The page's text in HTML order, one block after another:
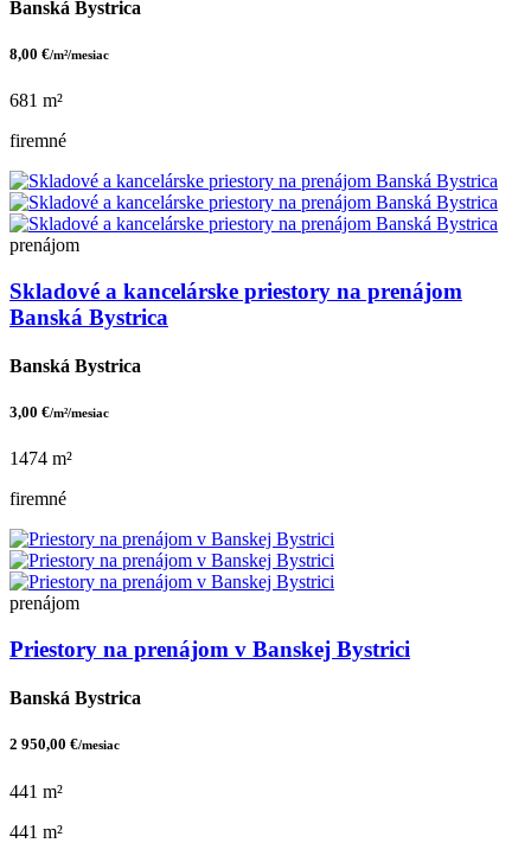
Banská Bystrica
8,00 €/m²/mesiac
681 m²
firemné
prenájom
Skladové a kancelárske priestory na prenájom
Banská Bystrica
Banská Bystrica
3,00 €/m²/mesiac
1474 m²
firemné
prenájom
Priestory na prenájom v Banskej Bystrici
Banská Bystrica
2 950,00 €/mesiac
441 m²
441 m²